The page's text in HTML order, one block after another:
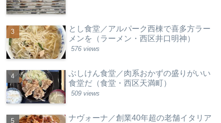
とし食堂／アルパーク西棟で喜多方ラー
メンを（ラーメン・西区井口明神）
576 views
ぶしけん食堂／肉系おかずの盛りがいい
食堂だ（食堂・西区天満町）
509 views
ナヴォーナ／創業40年超の老舗イタリア